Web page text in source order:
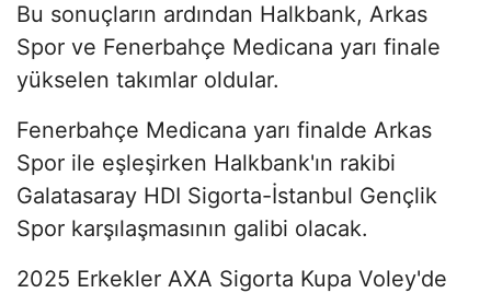
Bu sonuçların ardından Halkbank, Arkas
Spor ve Fenerbahçe Medicana yarı finale
yükselen takımlar oldular.
Fenerbahçe Medicana yarı finalde Arkas
Spor ile eşleşirken Halkbank'ın rakibi
Galatasaray HDI Sigorta-İstanbul Gençlik
Spor karşılaşmasının galibi olacak.
2025 Erkekler AXA Sigorta Kupa Voley'de